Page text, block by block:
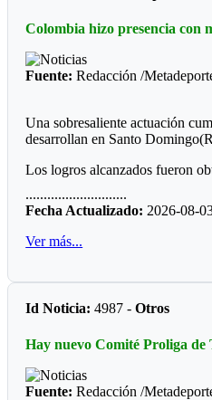
Este municipio dará la
ramas y las categorías
Colombia hizo presencia con
Fuente: Redacción /
Una sobresaliente actuación
desarrollan en Santo
Los logros alcanzados fueron
Anyi León, 48 kilos, categoría
............................
Fecha Actualizado: 2026-08-
Ver más...
Id Noticia: 4987 -Otros
Hay nuevo Comité Proliga de
Fuente: Redacción /